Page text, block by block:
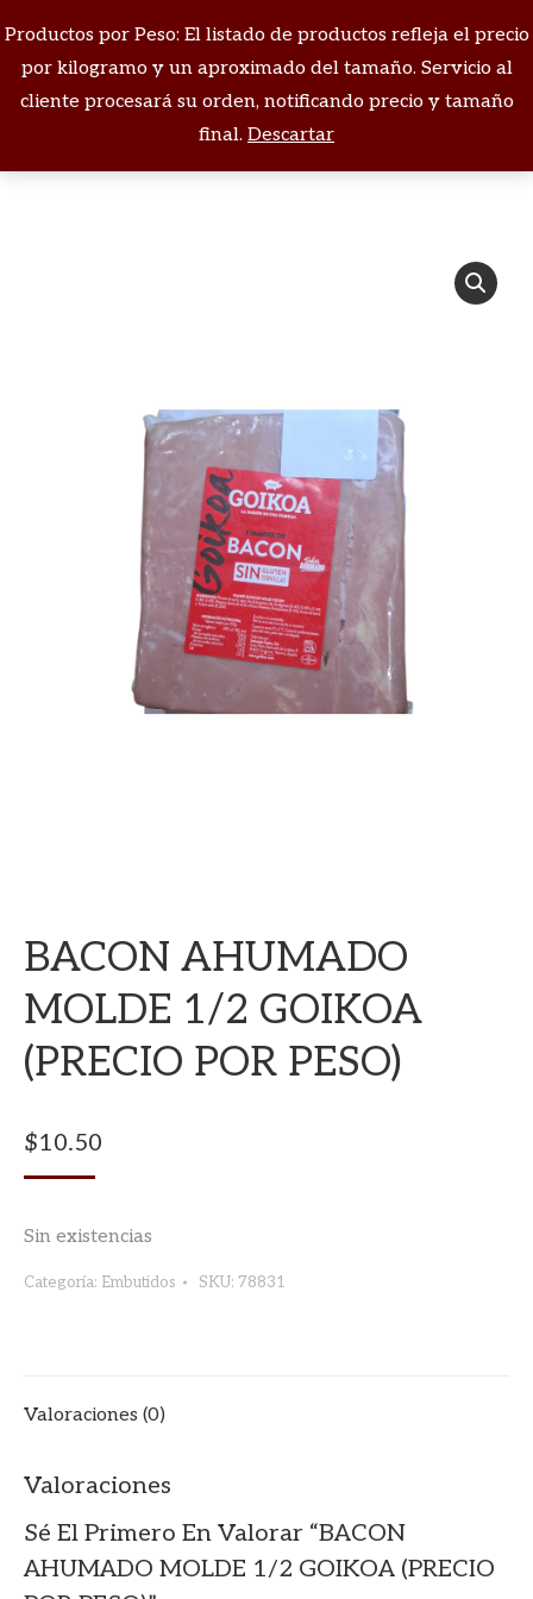
Productos por Peso: El listado de productos refleja el precio
por kilogramo y un aproximado del tamaño. Servicio al
cliente procesará su orden, notificando precio y tamaño
final. Descartar
Buscar:
Estás aquí:
BACON AHUMADO
MOLDE 1/2 GOIKOA
(PRECIO POR PESO)
$10.50
Sin existencias
Categoría: Embutidos SKU: 78831
Valoraciones (0)
Valoraciones
Sé El Primero En Valorar “BACON
AHUMADO MOLDE 1/2 GOIKOA (PRECIO